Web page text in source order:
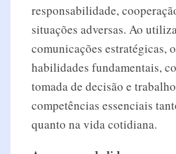
responsabilidade,
situações adversas. Ao
comunicações estratégicas,
habilidades fundamentais,
tomada de decisão e
competências essenciais
quanto na vida cotidiana.